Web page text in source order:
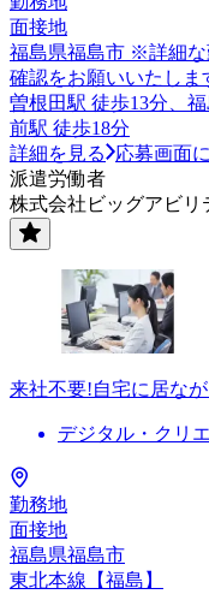
面接地
福島県福島市 ※詳細
確認をお願いいたしま
曽根田駅 徒歩13分、
前駅 徒歩18分
詳細を見る
応募画面
派遣労働者
株式会社ビッグアビリ
来社不要!自宅に居な
デジタル・クリ
勤務地
面接地
福島県福島市
東北本線【福島】